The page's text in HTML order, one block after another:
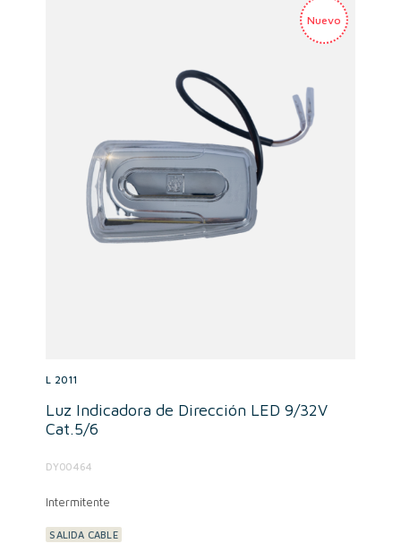
L 2011
Luz Indicadora de Dirección LED 9/32V
Cat.5/6
DY00464
Intermitente
SALIDA CABLE